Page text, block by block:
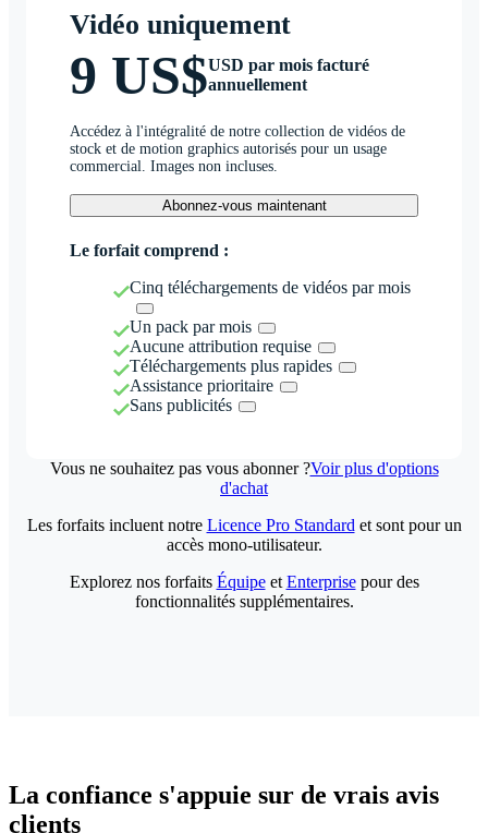
Vidéo uniquement
9 US$USD par mois facturé
annuellement
Accédez à l'intégralité de notre collection de vidéos de
stock et de motion graphics autorisés pour un usage
commercial. Images non incluses.
Abonnez-vous maintenant
Le forfait comprend :
Cinq téléchargements de vidéos par mois
Un pack par mois
Aucune attribution requise
Téléchargements plus rapides
Assistance prioritaire
Sans publicités
Vous ne souhaitez pas vous abonner ?Voir plus d'options
d'achat
Les forfaits incluent notre Licence Pro Standard et sont pour un
accès mono-utilisateur.
Explorez nos forfaits Équipeet Enterprisepour des
fonctionnalités supplémentaires.
La confiance s'appuie sur de vrais avis
clients